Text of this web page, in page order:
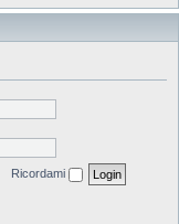
Ricordami